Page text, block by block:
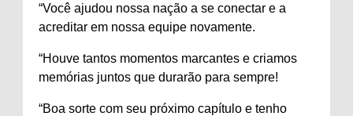
“Você ajudou nossa nação a se conectar e a
acreditar em nossa equipe novamente.
“Houve tantos momentos marcantes e criamos
memórias juntos que durarão para sempre!
“Boa sorte com seu próximo capítulo e tenho